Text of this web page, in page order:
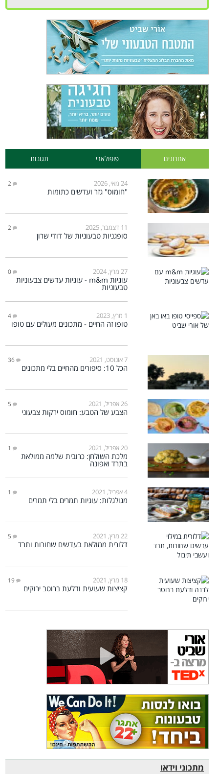
אחרונים פופולארי תגובות
24 מאי, 2026 2
"חומוס" גזר ועדשים כתומות
11 דצמבר, 2025 2
סופגניות טבעוניות של דודי שרון
27 מרץ, 2024 0
עוגיות m&m - עוגיות עדשים צבעוניות
טבעוניות
1 מרץ, 2023 4
טופו זה החיים - מתכונים מעולים עם טופו
7 אוגוסט, 2021 36
הכל 10: סיפורים מהחיים בלי מתכונים
26 אפריל, 2021 5
הצבע של הטבע: חומוס ירקות צבעוני
20 אפריל, 2021 1
מלכת השולחן: כרובית שלמה ממולאת
בתרד ואפונה
4 אפריל, 2021 1
מגולגלות: עוגיות תמרים בלי תמרים
22 מרץ, 2021 5
דלורית ממולאת בעדשים שחורות ותרד
18 מרץ, 2021 19
קציצות שעועית ודלעת ברוטב ירוקים
מתכוני וידאו